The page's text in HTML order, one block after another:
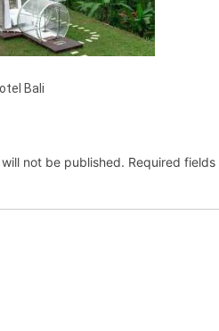
Bali
not be published. Required